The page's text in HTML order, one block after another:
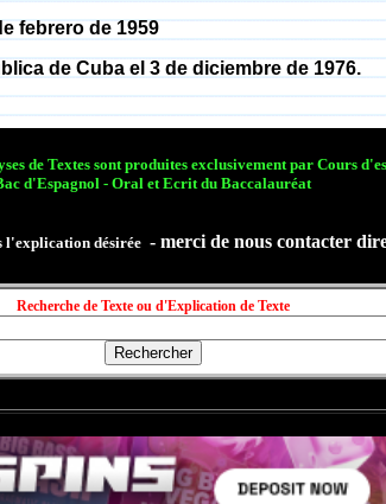
febrero de 1959
de Cuba el 3 de diciembre de 1976.
de Textes sont produites exclusivement par Cours
d'Espagnol - Oral et Ecrit du Baccalauréat
l'explication désirée - merci de nous contacter
Recherche de Texte ou d'Explication de Texte